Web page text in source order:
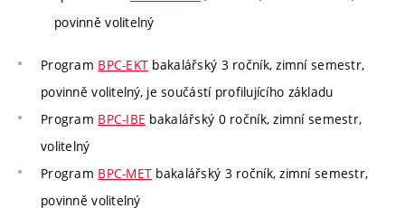
povinně volitelný
Program BPC-EKT bakalářský 3 ročník, zimní semestr,
povinně volitelný, je součástí profilujícího základu
Program BPC-IBE bakalářský 0 ročník, zimní semestr,
volitelný
Program BPC-MET bakalářský 3 ročník, zimní semestr,
povinně volitelný